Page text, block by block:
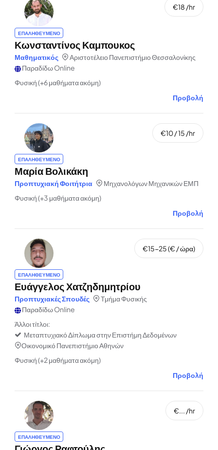
ΕΠΑΛΗΘΕΥΜΕΝΟ
Κωνσταντίνος Καμπουκος
Μαθηματικός
Αριστοτέλειο Πανεπιστήμιο Θεσσαλονίκης
Παραδίδω Online
Φυσική (+6 μαθήματα ακόμη)
Προβολή
€18 /hr
ΕΠΑΛΗΘΕΥΜΕΝΟ
Μαρία Βολικάκη
Προπτυχιακή Φοιτήτρια
Μηχανολόγων Μηχανικών ΕΜΠ
Φυσική (+3 μαθήματα ακόμη)
Προβολή
€10 / 15 /hr
ΕΠΑΛΗΘΕΥΜΕΝΟ
Ευάγγελος Χατζηδημητρίου
Προπτυχιακές Σπουδές
Τμήμα Φυσικής
Παραδίδω Online
Άλλοι τίτλοι:
Μεταπτυχιακό Δίπλωμα στην Επιστήμη Δεδομένων
Οικονομικό Πανεπιστήμιο Αθηνών
Φυσική (+2 μαθήματα ακόμη)
Προβολή
€15-25 (€ / ώρα)
ΕΠΑΛΗΘΕΥΜΕΝΟ
€... /hr